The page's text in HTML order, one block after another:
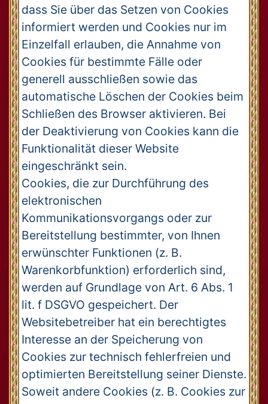
dass Sie über das Setzen von Cookies
informiert werden und Cookies nur im
Einzelfall erlauben, die Annahme von
Cookies für bestimmte Fälle oder
generell ausschließen sowie das
automatische Löschen der Cookies beim
Schließen des Browser aktivieren. Bei
der Deaktivierung von Cookies kann die
Funktionalität dieser Website
eingeschränkt sein.
Cookies, die zur Durchführung des
elektronischen
Kommunikationsvorgangs oder zur
Bereitstellung bestimmter, von Ihnen
erwünschter Funktionen (z. B.
Warenkorbfunktion) erforderlich sind,
werden auf Grundlage von Art. 6 Abs. 1
lit. f DSGVO gespeichert. Der
Websitebetreiber hat ein berechtigtes
Interesse an der Speicherung von
Cookies zur technisch fehlerfreien und
optimierten Bereitstellung seiner Dienste.
Soweit andere Cookies (z. B. Cookies zur